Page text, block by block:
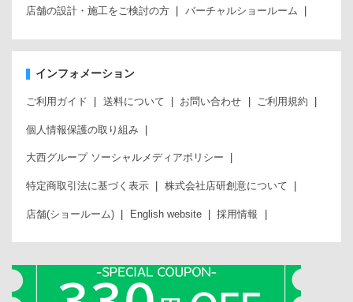
店舗の設計・施工をご検討の方 バーチャルショールーム
インフォメーション
ご利用ガイド 送料について お問い合わせ ご利用規約
個人情報保護の取り組み
大西グループ ソーシャルメディアポリシー
特定商取引法に基づく表示 株式会社店研創意について
店舗(ショールーム) English website 採用情報